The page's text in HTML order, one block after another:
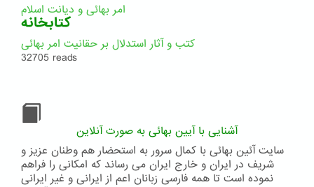
امر بهائی و دیانت اسلام
کتابخانه
کتب و آثار استدلال بر حقانیت امر بهائی
32705 reads
آشنایی با آیین بهائی به صورت آنلاین
سایت آئین بهائی با کمال سرور به استحضار هم وطنان عزیز و
شریف در ایران و خارج ایران می رساند که امکانی را فراهم
نموده است تا همه فارسی زبانان اعم از ایرانی و غیر ایرانی